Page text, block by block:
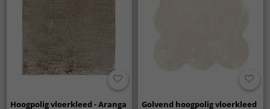
Hoogpolig vloerkleed - Aranga
Golvend hoogpolig vloerkleed